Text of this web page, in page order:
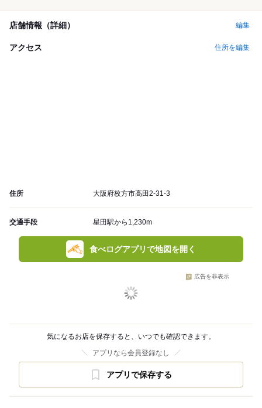
店舗情報（詳細） 編集
アクセス 住所を編集
住所 大阪府枚方市高田2-31-3
交通手段 星田駅から1,230m
食べログアプリで地図を開く
広告を非表示
気になるお店を保存すると、いつでも確認できます。
アプリなら会員登録なし
アプリで保存する